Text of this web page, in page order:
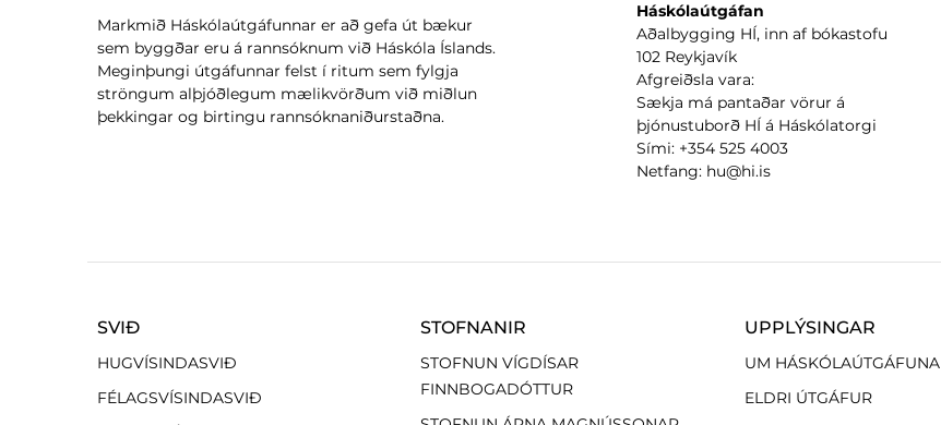
Markmið Háskólaútgáfunnar er að gefa út bækur
sem byggðar eru á rannsóknum við Háskóla Íslands.
Meginþungi útgáfunnar felst í ritum sem fylgja
ströngum alþjóðlegum mælikvörðum við miðlun
þekkingar og birtingu rannsóknaniðurstaðna.
Háskólaútgáfan
Aðalbygging HÍ, inn af bókastofu
102 Reykjavík
Afgreiðsla vara:
Sækja má pantaðar vörur á
þjónustuborð HÍ á Háskólatorgi
Sími: +354 525 4003
Netfang: hu@hi.is
SVIÐ
HUGVÍSINDASVIÐ
FÉLAGSVÍSINDASVIÐ
STOFNANIR
STOFNUN VÍGDÍSAR
FINNBOGADÓTTUR
UPPLÝSINGAR
UM HÁSKÓLAÚTGÁFUNA
ELDRI ÚTGÁFUR